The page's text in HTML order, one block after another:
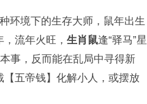
环境下的生存大师，鼠年出生
流年火旺， 生肖鼠逢“驿马”星
事，反而能在乱局中寻得新
五帝钱】化解小人，或摆放